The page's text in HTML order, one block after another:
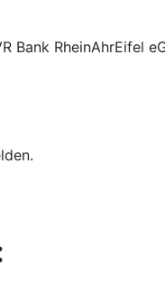
RheinAhrEifel